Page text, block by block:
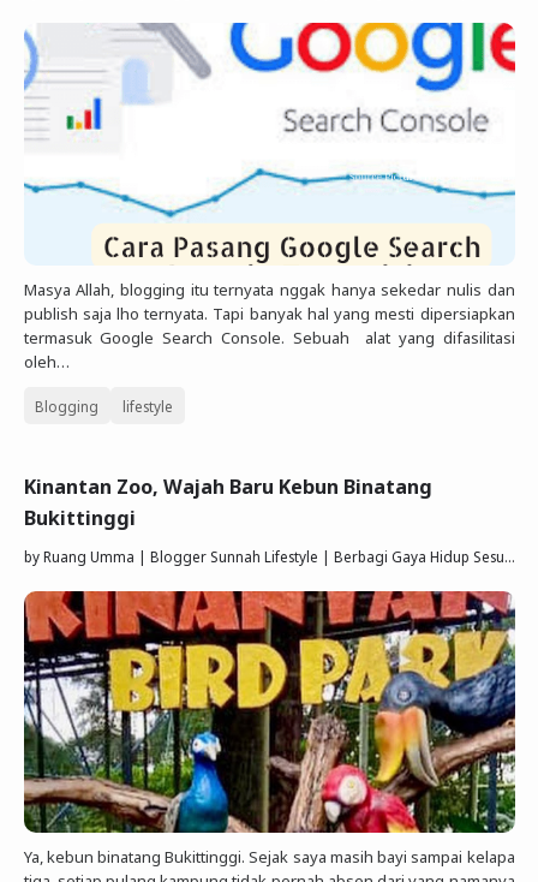
Masya Allah, blogging itu ternyata nggak hanya sekedar nulis dan
publish saja lho ternyata. Tapi banyak hal yang mesti dipersiapkan
termasuk Google Search Console. Sebuah alat yang difasilitasi
oleh…
Blogging lifestyle
Kinantan Zoo, Wajah Baru Kebun Binatang
Bukittinggi
byRuang Umma | Blogger Sunnah Lifestyle | Berbagi Gaya Hidup Sesuai Quran Sunnah
Ya, kebun binatang Bukittinggi. Sejak saya masih bayi sampai kelapa